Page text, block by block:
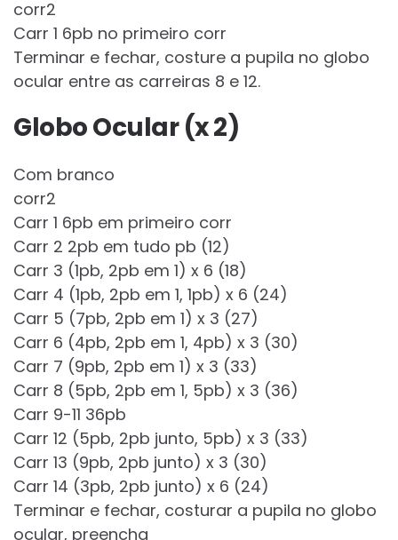
corr2
Carr 1 6pb no primeiro corr
Terminar e fechar, costure a pupila no globo
ocular entre as carreiras 8 e 12.
Globo Ocular (x 2)
Com branco
corr2
Carr 1 6pb em primeiro corr
Carr 2 2pb em tudo pb (12)
Carr 3 (1pb, 2pb em 1) x 6 (18)
Carr 4 (1pb, 2pb em 1, 1pb) x 6 (24)
Carr 5 (7pb, 2pb em 1) x 3 (27)
Carr 6 (4pb, 2pb em 1, 4pb) x 3 (30)
Carr 7 (9pb, 2pb em 1) x 3 (33)
Carr 8 (5pb, 2pb em 1, 5pb) x 3 (36)
Carr 9-11 36pb
Carr 12 (5pb, 2pb junto, 5pb) x 3 (33)
Carr 13 (9pb, 2pb junto) x 3 (30)
Carr 14 (3pb, 2pb junto) x 6 (24)
Terminar e fechar, costurar a pupila no globo
ocular, preencha